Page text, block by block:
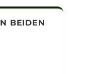
BEIDEN